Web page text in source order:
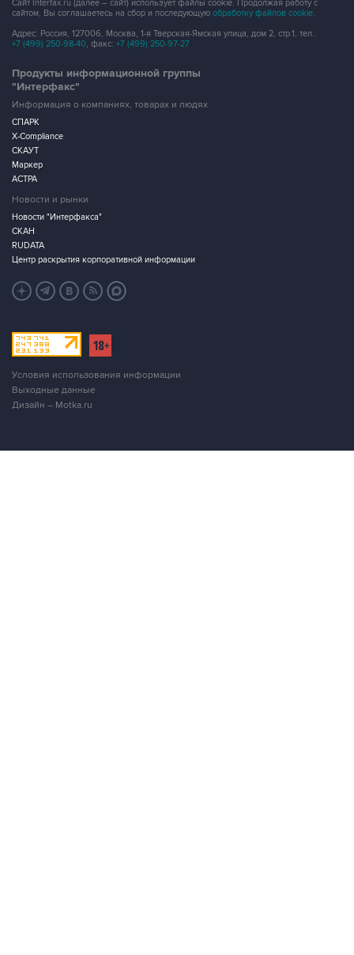
Сайт Interfax.ru (далее – сайт) использует файлы cookie. Продолжая работу с
сайтом, Вы соглашаетесь на сбор и последующую обработку файлов cookie.
Адрес: Россия, 127006, Москва, 1-я Тверская-Ямская улица, дом 2, стр.1, тел.:
+7 (499) 250-98-40, факс: +7 (499) 250-97-27
Продукты информационной группы
"Интерфакс"
Информация о компаниях, товарах и людях
СПАРК
X-Compliance
СКАУТ
Маркер
АСТРА
Новости и рынки
Новости "Интерфакса"
СКАН
RUDATA
Центр раскрытия корпоративной информации
Условия использования информации
Выходные данные
Дизайн – Motka.ru